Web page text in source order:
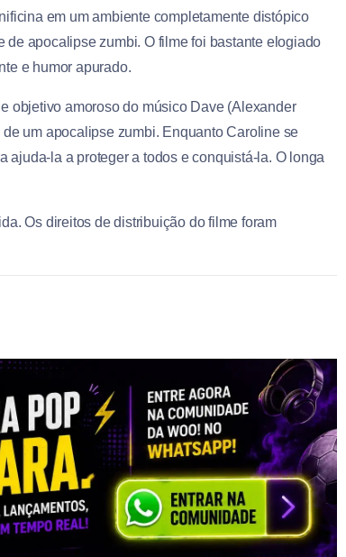
em um ambiente completamente distópico
apocalipse zumbi. O filme foi bastante elogiado
e humor apurado.
objetivo amoroso do músico Dave (Alexander
um apocalipse zumbi. Enquanto Caroline se
ajuda-la a proteger a todos e conquistá-la. O longa
Os direitos de distribuição do filme foram